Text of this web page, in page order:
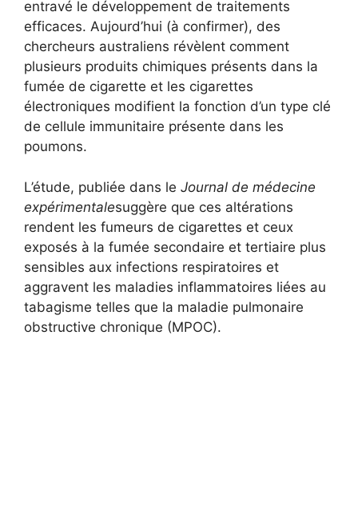
entravé le développement de traitements
efficaces. Aujourd’hui (à confirmer), des
chercheurs australiens révèlent comment
plusieurs produits chimiques présents dans la
fumée de cigarette et les cigarettes
électroniques modifient la fonction d’un type clé
de cellule immunitaire présente dans les
poumons.
L’étude, publiée dans le Journal de médecine
expérimentalesuggère que ces altérations
rendent les fumeurs de cigarettes et ceux
exposés à la fumée secondaire et tertiaire plus
sensibles aux infections respiratoires et
aggravent les maladies inflammatoires liées au
tabagisme telles que la maladie pulmonaire
obstructive chronique (MPOC).